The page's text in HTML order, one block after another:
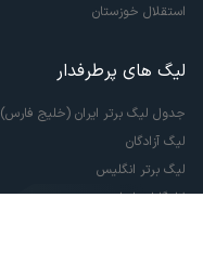
استقلال خوزستان
لیگ های پرطرفدار
جدول لیگ برتر ایران (خلیج فارس)
لیگ آزادگان
لیگ برتر انگلیس
لالیگا اسپانیا